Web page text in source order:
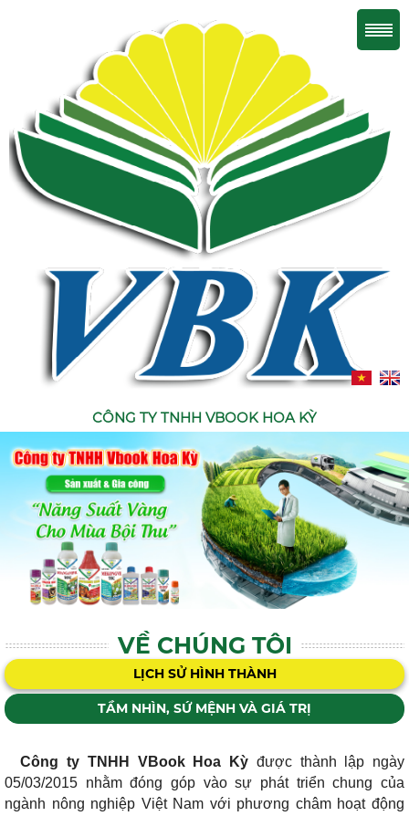
CÔNG TY TNHH VBOOK HOA KỲ
VỀ CHÚNG TÔI
LỊCH SỬ HÌNH THÀNH
TẦM NHÌN, SỨ MỆNH VÀ GIÁ TRỊ
Công ty TNHH VBook Hoa Kỳ được thành lập ngày
05/03/2015 nhằm đóng góp vào sự phát triển chung của
ngành nông nghiệp Việt Nam với phương châm hoạt động